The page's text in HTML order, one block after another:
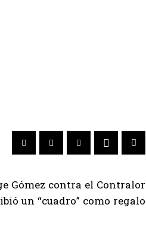
Gómez contra el Contralor
un “cuadro” como regalo